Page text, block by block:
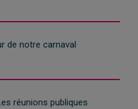
de notre carnaval
réunions publiques